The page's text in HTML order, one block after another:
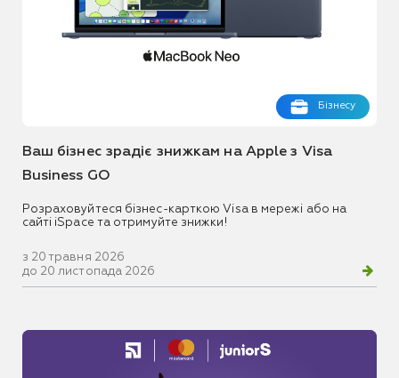
Бізнесу
Ваш бізнес зрадіє знижкам на Apple з Visa
Business GO
Розраховуйтеся бізнес-карткою Visa в мережі або на
сайті iSpace та отримуйте знижки!
з 20 травня 2026
до 20 листопада 2026